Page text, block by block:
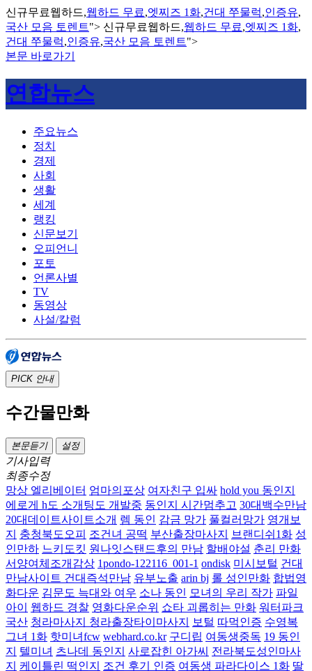
신규무료웹하드,웹하드 무료,엣찌즈 1화,건대 쭈물럭,인증유,
국산 모음 토렌트"> 신규무료웹하드,웹하드 무료,엣찌즈 1화,
건대 쭈물럭,인증유,국산 모음 토렌트">
본문 바로가기
연합뉴스
주요뉴스
정치
경제
사회
생활
세계
랭킹
신문보기
오피언니
포토
언론사별
TV
동영상
사설/칼럼
PICK 안내
수간물만화
본문듣기 설정
기사입력
최종수정
망상 엘리베이터 엄마의포상 여자친구 입싸 hold you 동인지
에로게 h도 소개팅도 개발중 동인지 시간멈추고 30대백수만남
20대데이트사이트소개 렘 동인 감금 망가 풀컬러망가 영개보
지
충청북도오피 조건녀 공떡 부산출장마사지 브랜디쉬1화 성
인만하 느키도킷 원나잇스탠드후의 만남 할배야설 춘리 만화
서양여체조개감상 1pondo-122116_001-1 ondisk 미시보털 건대
만남사이트 건대즉석만남 유부노출 arin bj 롤 성인만화 합법영
화다운 김문도 늑대와 여우 소나 동인 모녀의 우리 작가 파일
아이
웹하드 경찰 영화다운순위 쇼타 괴롭히는 만화 워터파크
국산 청라마사지 청라출장타이마사지 보털 따먹인증 수영복
그녀 1화 핫미녀fcw webhard.co.kr 구디립 여동생중독 19 동인
지
텔미녀 츠나데 동인지 사로잡힌 아가씨 전라북도성인마사
지
케이틀린 떡인지 조건 후기 인증 여동생 파라다이스 1화 딸